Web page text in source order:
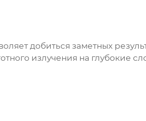
добиться заметных
излучения на глубокие